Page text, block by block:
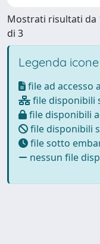
Mostrati risultati da
di 3
Legenda icone
file ad accesso
file disponibili
file disponibili
file disponibili
file sotto
nessun file